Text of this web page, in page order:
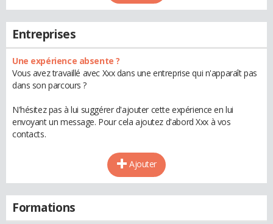
Entreprises
Une expérience absente ?
Vous avez travaillé avec Xxx dans une entreprise qui n'apparaît pas
dans son parcours ?
N'hésitez pas à lui suggérer d'ajouter cette expérience en lui
envoyant un message. Pour cela ajoutez d'abord Xxx à vos
contacts.
Ajouter
Formations